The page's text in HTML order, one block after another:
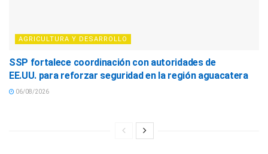
AGRICULTURA Y DESARROLLO
SSP fortalece coordinación con autoridades de
EE.UU. para reforzar seguridad en la región aguacatera
06/08/2026